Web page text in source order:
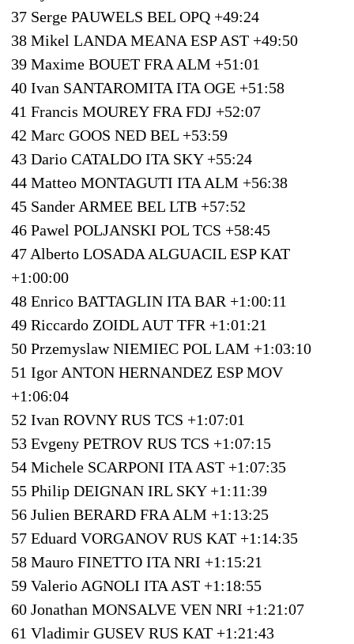
37 Serge PAUWELS BEL OPQ +49:24
38 Mikel LANDA MEANA ESP AST +49:50
39 Maxime BOUET FRA ALM +51:01
40 Ivan SANTAROMITA ITA OGE +51:58
41 Francis MOUREY FRA FDJ +52:07
42 Marc GOOS NED BEL +53:59
43 Dario CATALDO ITA SKY +55:24
44 Matteo MONTAGUTI ITA ALM +56:38
45 Sander ARMEE BEL LTB +57:52
46 Pawel POLJANSKI POL TCS +58:45
47 Alberto LOSADA ALGUACIL ESP KAT
+1:00:00
48 Enrico BATTAGLIN ITA BAR +1:00:11
49 Riccardo ZOIDL AUT TFR +1:01:21
50 Przemyslaw NIEMIEC POL LAM +1:03:10
51 Igor ANTON HERNANDEZ ESP MOV
+1:06:04
52 Ivan ROVNY RUS TCS +1:07:01
53 Evgeny PETROV RUS TCS +1:07:15
54 Michele SCARPONI ITA AST +1:07:35
55 Philip DEIGNAN IRL SKY +1:11:39
56 Julien BERARD FRA ALM +1:13:25
57 Eduard VORGANOV RUS KAT +1:14:35
58 Mauro FINETTO ITA NRI +1:15:21
59 Valerio AGNOLI ITA AST +1:18:55
60 Jonathan MONSALVE VEN NRI +1:21:07
61 Vladimir GUSEV RUS KAT +1:21:43